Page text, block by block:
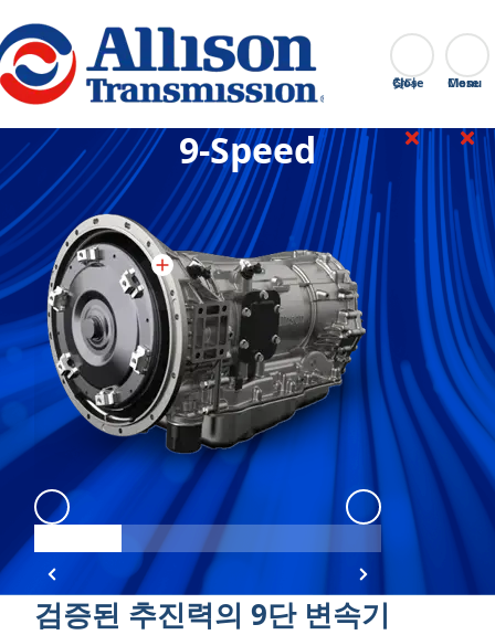
Go Home 찾다
Close
9-Speed
9-Speed 9-Speed View 1
9-Speed :9-
검증된 추진력의 9단 변속기